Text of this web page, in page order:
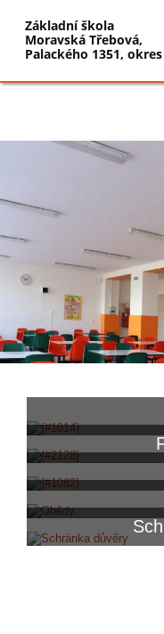
Základní škola
Moravská Třebová,
Palackého 1351,
stránka
Školní jídelna